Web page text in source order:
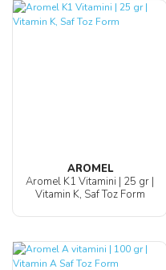
AROMEL
Aromel K1 Vitamini | 25 gr |
Vitamin K, Saf Toz Form